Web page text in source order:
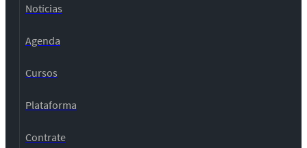
Notícias
Agenda
Cursos
Plataforma
Contrate